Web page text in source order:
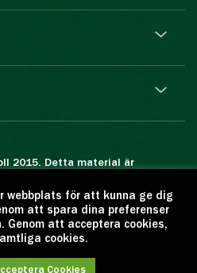
2015. Detta material är
kopiering är förbjuden.
men ange källan:
Ansvarig utgivare:
Gustafsson.
webbplats för att kunna ge dig
att spara dina preferenser
Genom att acceptera cookies,
cookies.
Cookies